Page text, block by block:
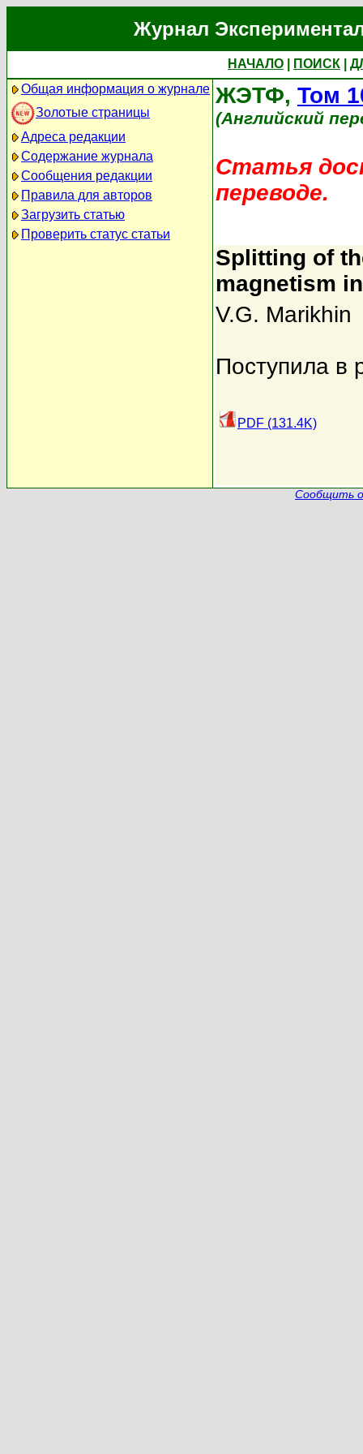
Журнал
НАЧАЛО ПОИСК
Общая информация о журнале
Золотые страницы
Адреса редакции
Содержание журнала
Сообщения редакции
Правила для авторов
Загрузить статью
Проверить статус статьи
ЖЭТФ, Том
(Английский
Статья
переводе.
Splitting of
magnetism
V.G. Marikhin
Поступила в
PDF (131.4K)
Сообщить о